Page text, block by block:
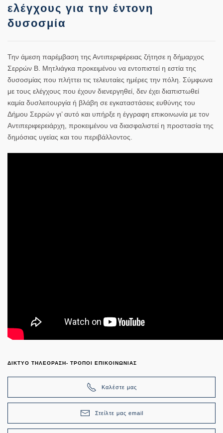
ελέγχους για την έντονη
δυσοσμία
Την άμεση παρέμβαση της Αντιπεριφέρειας ζήτησε η δήμαρχος
Σερρών Β. Μητλιάγκα προκειμένου να εντοπιστεί η εστία της
δυσοσμίας που πλήττει τις τελευταίες ημέρες την πόλη. Σύμφωνα
με τους ελέγχους που έχουν διενεργηθεί, δεν έχει διαπιστωθεί
καμία δυσλειτουργία ή βλάβη σε εγκαταστάσεις ευθύνης του
Δήμου Σερρών γι’ αυτό και υπήρξε η έγγραφη επικοινωνία με τον
Αντιπεριφερειάρχη, προκειμένου να διασφαλιστεί η προστασία της
δημόσιας υγείας και του περιβάλλοντος.
ΔΙΚΤΥΟ ΤΗΛΕΟΡΑΣΗ- ΤΡΟΠΟΙ ΕΠΙΚΟΙΝΩΝΙΑΣ
Καλέστε μας
Στείλτε μας email